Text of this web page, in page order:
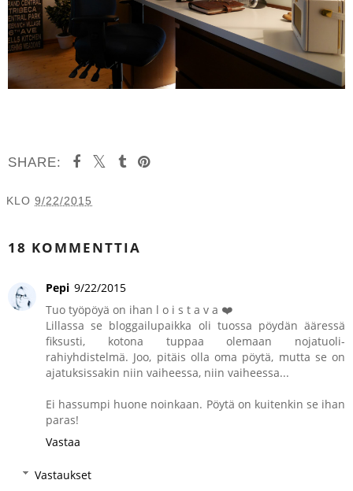
SHARE:
KLO 9/22/2015
18 KOMMENTTIA
Pepi 9/22/2015
Tuo työpöyä on ihan l o i s t a v a ❤️
Lillassa se bloggailupaikka oli tuossa pöydän ääressä
fiksusti, kotona tuppaa olemaan nojatuoli-
rahiyhdistelmä. Joo, pitäis olla oma pöytä, mutta se on
ajatuksissakin niin vaiheessa, niin vaiheessa...
Ei hassumpi huone noinkaan. Pöytä on kuitenkin se ihan
paras!
Vastaa
Vastaukset